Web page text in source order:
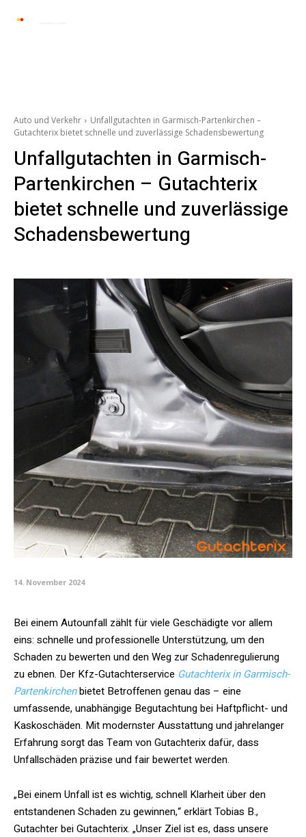
Auto und Verkehr
Unfallgutachten in Garmisch-Partenkirchen –
Gutachterix bietet schnelle und zuverlässige Schadensbewertung
Unfallgutachten in Garmisch-
Partenkirchen – Gutachterix
bietet schnelle und zuverlässige
Schadensbewertung
14. November 2024
Bei einem Autounfall zählt für viele Geschädigte vor allem
eins: schnelle und professionelle Unterstützung, um den
Schaden zu bewerten und den Weg zur Schadenregulierung
zu ebnen. Der Kfz-Gutachterservice Gutachterix in Garmisch-
Partenkirchenbietet Betroffenen genau das – eine
umfassende, unabhängige Begutachtung bei Haftpflicht- und
Kaskoschäden. Mit modernster Ausstattung und jahrelanger
Erfahrung sorgt das Team von Gutachterix dafür, dass
Unfallschäden präzise und fair bewertet werden.
„Bei einem Unfall ist es wichtig, schnell Klarheit über den
entstandenen Schaden zu gewinnen,“ erklärt Tobias B.,
Gutachter bei Gutachterix. „Unser Ziel ist es, dass unsere